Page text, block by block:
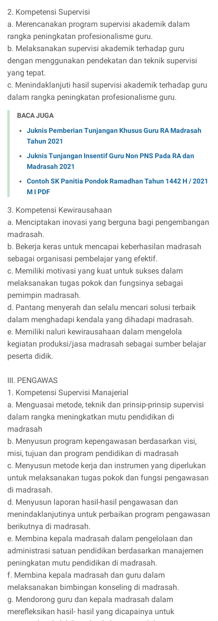
2. Kompetensi Supervisi
a. Merencanakan program supervisi akademik dalam
rangka peningkatan profesionalisme guru.
b. Melaksanakan supervisi akademik terhadap guru
dengan menggunakan pendekatan dan teknik supervisi
yang tepat.
c. Menindaklanjuti hasil supervisi akademik terhadap guru
dalam rangka peningkatan profesionalisme guru.
BACA JUGA
Juknis Pemberian Tunjangan Khusus Guru RA Madrasah
Tahun 2021
Juknis Tunjangan Insentif Guru Non PNS Pada RA dan
Madrasah 2021
Contoh SK Panitia Pondok Ramadhan Tahun 1442 H / 2021
M I PDF
3. Kompetensi Kewirausahaan
a. Menciptakan inovasi yang berguna bagi pengembangan
madrasah.
b. Bekerja keras untuk mencapai keberhasilan madrasah
sebagai organisasi pembelajar yang efektif.
c. Memiliki motivasi yang kuat untuk sukses dalam
melaksanakan tugas pokok dan fungsinya sebagai
pemimpin madrasah.
d. Pantang menyerah dan selalu mencari solusi terbaik
dalam menghadapi kendala yang dihadapi madrasah.
e. Memiliki naluri kewirausahaan dalam mengelola
kegiatan produksi/jasa madrasah sebagai sumber belajar
peserta didik.
III. PENGAWAS
1. Kompetensi Supervisi Manajerial
a. Menguasai metode, teknik dan prinsip-prinsip supervisi
dalam rangka meningkatkan mutu pendidikan di
madrasah
b. Menyusun program kepengawasan berdasarkan visi,
misi, tujuan dan program pendidikan di madrasah
c. Menyusun metode kerja dan instrumen yang diperlukan
untuk melaksanakan tugas pokok dan fungsi pengawasan
di madrasah.
d. Menyusun laporan hasil-hasil pengawasan dan
menindaklanjutinya untuk perbaikan program pengawasan
berikutnya di madrasah.
e. Membina kepala madrasah dalam pengelolaan dan
administrasi satuan pendidikan berdasarkan manajemen
peningkatan mutu pendidikan di madrasah.
f. Membina kepala madrasah dan guru dalam
melaksanakan bimbingan konseling di madrasah.
g. Mendorong guru dan kepala madrasah dalam
merefleksikan hasil- hasil yang dicapainya untuk